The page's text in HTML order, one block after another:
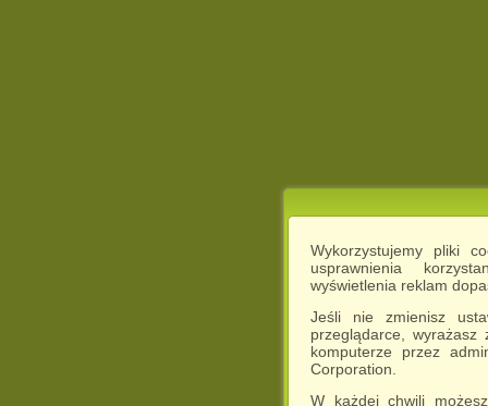
Wykorzystujemy pliki
usprawnienia
wyświetlenia reklam
Jeśli nie zmienisz
przeglądarce,
komputerze przez
Corporation.
W każdej chwili